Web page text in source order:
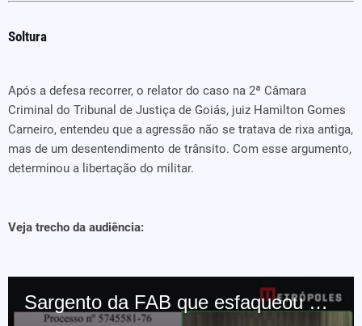
Soltura
Após a defesa recorrer, o relator do caso na 2ª Câmara
Criminal do Tribunal de Justiça de Goiás, juiz Hamilton Gomes
Carneiro, entendeu que a agressão não se tratava de rixa antiga,
mas de um desentendimento de trânsito. Com esse argumento,
determinou a libertação do militar.
Veja trecho da audiência: